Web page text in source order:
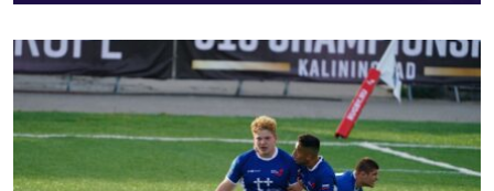
Регионы
Сборные